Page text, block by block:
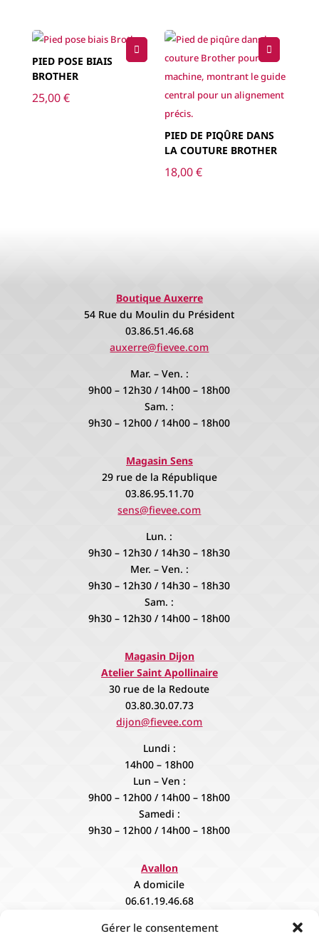
Gérer le consentement
PIED POSE BIAIS
BROTHER
25,00€
PIED DE PIQÛRE DANS
LA COUTURE BROTHER
18,00€
Boutique Auxerre
54 Rue du Moulin du Président
03.86.51.46.68
auxerre@fievee.com
Mar. – Ven. :
9h00 – 12h30 / 14h00 – 18h00
Sam. :
9h30 – 12h00 / 14h00 – 18h00
Magasin Sens
29 rue de la République
03.86.95.11.70
sens@fievee.com
Lun. :
9h30 – 12h30 / 14h30 – 18h30
Mer. – Ven. :
9h30 – 12h30 / 14h30 – 18h30
Sam. :
9h30 – 12h30 / 14h00 – 18h00
Magasin Dijon
Atelier Saint Apollinaire
30 rue de la Redoute
03.80.30.07.73
dijon@fievee.com
Lundi :
14h00 – 18h00
Lun – Ven :
9h00 – 12h00 / 14h00 – 18h00
Samedi :
9h30 – 12h00 / 14h00 – 18h00
Avallon
A domicile
06.61.19.46.68